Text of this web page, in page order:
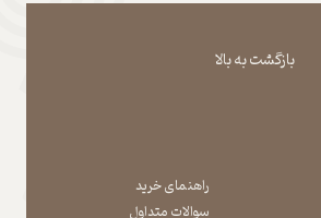
بازگشت به بالا
راهنمای خرید
سوالات متداول